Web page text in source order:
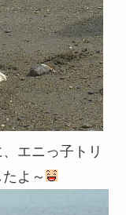
エニっ子トリ
よ～